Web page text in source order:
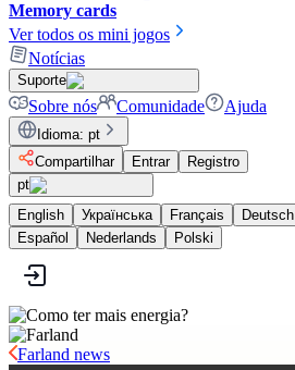
Memory cards
Ver todos os mini jogos
Notícias
Suporte
Sobre nós Comunidade Ajuda
Idioma: pt
Compartilhar
Entrar
Registro
pt
English
Українська Français Deutsch
Español
Nederlands Polski
Farland news